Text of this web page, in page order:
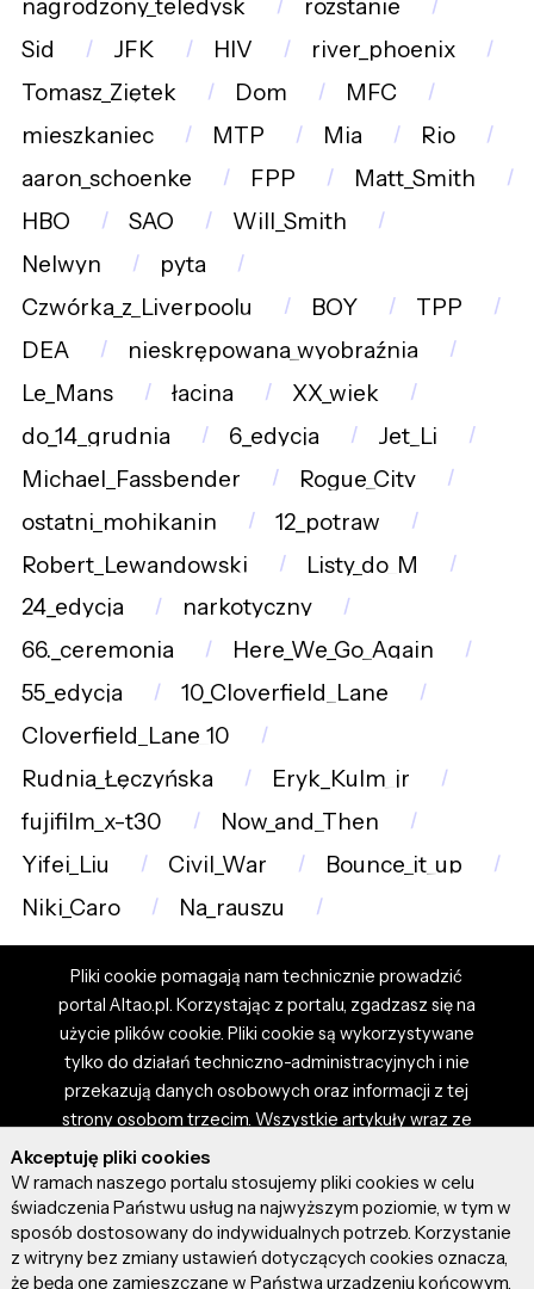
nagrodzony_teledysk
rozstanie
Sid
JFK HIV
river_phoenix
Tomasz_Ziętek
Dom
MFC
mieszkaniec
MTP Mia
Rio
aaron_schoenke
FPP
Matt_Smith
HBO
SAO
Will_Smith
Nelwyn
pyta
Czwórka_z_Liverpoolu
BOY
TPP
DEA
nieskrępowana_wyobraźnia
Le_Mans
łacina
XX_wiek
do_14_grudnia
6_edycja
Jet_Li
Michael_Fassbender
Rogue_City
ostatni_mohikanin
12_potraw
Robert_Lewandowski
Listy_do_M
24_edycja
narkotyczny
66._ceremonia
Here_We_Go_Again
55_edycja
10_Cloverfield_Lane
Cloverfield_Lane_10
Rudnia_Łęczyńska
Eryk_Kulm_jr
fujifilm_x-t30
Now_and_Then
Yifei_Liu
Civil_War
Bounce_it_up
Niki_Caro
Na_rauszu
Pliki cookie pomagają nam technicznie prowadzić
portal Altao.pl. Korzystając z portalu, zgadzasz się na
użycie plików cookie. Pliki cookie są wykorzystywane
tylko do działań techniczno-administracyjnych i nie
przekazują danych osobowych oraz informacji z tej
strony osobom trzecim. Wszystkie artykuły wraz ze
zdjęciami i materiałami dostępnymi na portalu są
własnością użytkowników. Administrator i właściciel
portalu nie ponosi odpowiedzialności za tresci
prezentowane przez autorów artykułów. Dodając
artykuł, zgadzasz się z regulaminem portalu oraz
Akceptuję pliki cookies
W ramach naszego portalu stosujemy pliki cookies w celu
świadczenia Państwu usług na najwyższym poziomie, w tym w
sposób dostosowany do indywidualnych potrzeb. Korzystanie
z witryny bez zmiany ustawień dotyczących cookies oznacza,
że będą one zamieszczane w Państwa urządzeniu końcowym.